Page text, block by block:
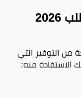
تفاصيل عروض كود خصم اطلب 2026
من التوفير التي
الاستفادة منه: